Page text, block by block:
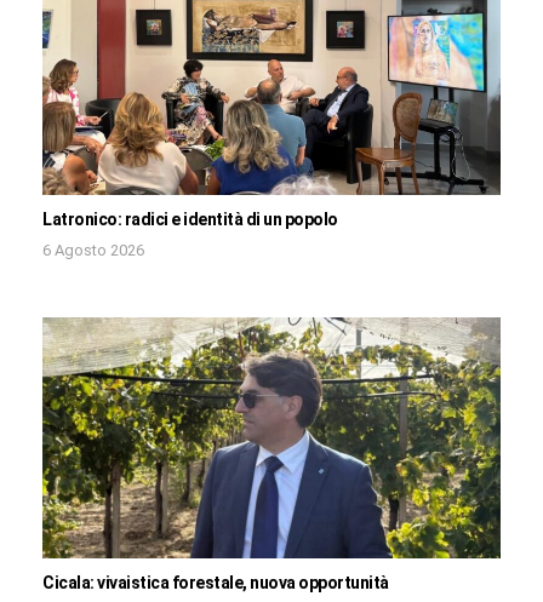
Latronico: radici e identità di un popolo
6 Agosto 2026
Cicala: vivaistica forestale, nuova opportunità